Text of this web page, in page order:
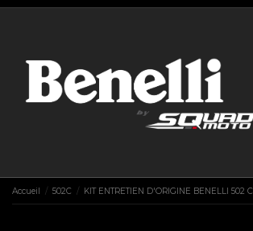
Accueil 502C KIT ENTRETIEN D'ORIGINE BENELLI 502 C